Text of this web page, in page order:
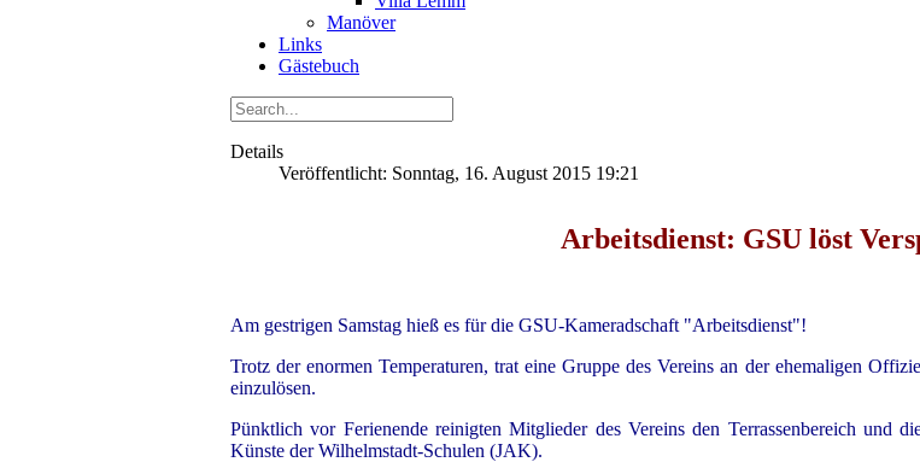
Manöver
Links
Gästebuch
Details
Veröffentlicht: Sonntag, 16. August 2015 19:21
Arbeitsdienst: GSU löst
Am gestrigen Samstag hieß es für die GSU-Kameradschaft "Arbeitsdienst"!
Trotz der enormen Temperaturen, trat eine Gruppe des Vereins an der ehemaligen
einzulösen.
Pünktlich vor Ferienende reinigten Mitglieder des Vereins den Terrassenbereich und
Künste der Wilhelmstadt-Schulen (JAK).